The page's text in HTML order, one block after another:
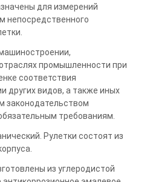
для измерений
непосредственного
промышленности при
соответствия
других видов, а также иных
законодательством
требованиям.
Рулетки состоят из
из углеродистой